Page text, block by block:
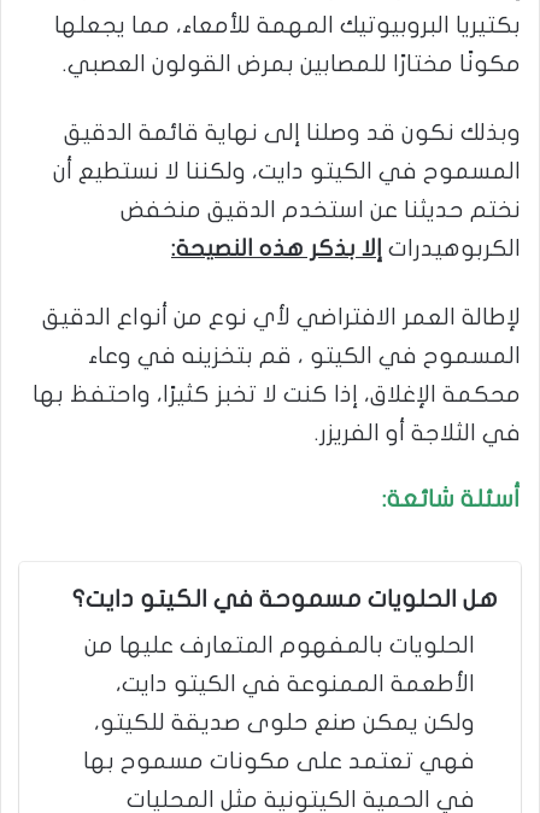
بكتيريا البروبيوتيك المهمة للأمعاء، مما يجعلها
مكونًا مختارًا للمصابين بمرض القولون العصبي.
وبذلك نكون قد وصلنا إلى نهاية قائمة الدقيق
المسموح في الكيتو دايت، ولكننا لا نستطيع أن
نختم حديثنا عن استخدم الدقيق منخفض
الكربوهيدرات إلا بذكر هذه النصيحة:
لإطالة العمر الافتراضي لأي نوع من أنواع الدقيق
المسموح في الكيتو ، قم بتخزينه في وعاء
محكمة الإغلاق، إذا كنت لا تخبز كثيرًا، واحتفظ بها
في الثلاجة أو الفريزر.
أسئلة شائعة:
هل الحلويات مسموحة في الكيتو دايت؟
الحلويات بالمفهوم المتعارف عليها من
الأطعمة الممنوعة في الكيتو دايت،
ولكن يمكن صنع حلوى صديقة للكيتو،
فهي تعتمد على مكونات مسموح بها
في الحمية الكيتونية مثل المحليات